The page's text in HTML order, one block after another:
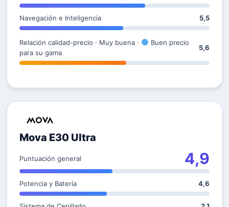
Navegación e Inteligencia 5,5
Relación calidad-precio · Muy buena ·
Buen precio
para su gama
5,6
Mova E30 Ultra
Puntuación general 4,9
Potencia y Batería 4,6